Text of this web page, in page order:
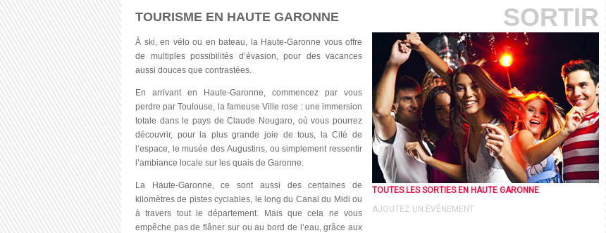
TOURISME EN HAUTE GARONNE
À ski, en vélo ou en bateau, la Haute-Garonne vous offre
de multiples possibilités d’évasion, pour des vacances
aussi douces que contrastées.
En arrivanten Haute-Garonne, commencez par vous
perdre par Toulouse, la fameuse Ville rose : une immersion
totale dansle pays de Claude Nougaro, où vous pourrez
découvrir, pour la plusgrande joie detous, laCité de
l’espace, lemusée des Augustins, ou simplement ressentir
l’ambiance locale sur les quais de Garonne.
La Haute-Garonne, ce sont aussi des centaines de
kilomètres de pistes cyclables, le long du Canal du Midi ou
à travers tout le département. Mais que cela ne vous
empêche pas de flâner sur ou au bord de l’eau, grâce aux
SORTIR
TOUTES LES SORTIES EN HAUTE GARONNE
AJOUTEZ UN ÉVÉNEMENT